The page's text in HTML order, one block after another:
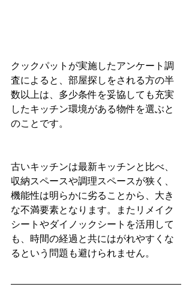
クックパットが実施したアンケート調
査によると、部屋探しをされる方の半
数以上は、多少条件を妥協しても充実
したキッチン環境がある物件を選ぶと
のことです。
古いキッチンは最新キッチンと比べ、
収納スペースや調理スペースが狭く、
機能性は明らかに劣ることから、大き
な不満要素となります。またリメイク
シートやダイノックシートを活用して
も、時間の経過と共にはがれやすくな
るという問題も避けられません。